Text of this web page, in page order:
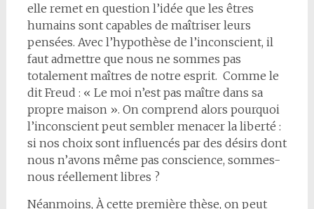
elle remet en question l’idée que les êtres
humains sont capables de maîtriser leurs
pensées. Avec l’hypothèse de l’inconscient, il
faut admettre que nous ne sommes pas
totalement maîtres de notre esprit. Comme le
dit Freud : « Le moi n’est pas maître dans sa
propre maison ». On comprend alors pourquoi
l’inconscient peut sembler menacer la liberté :
si nos choix sont influencés par des désirs dont
nous n’avons même pas conscience, sommes-
nous réellement libres ?
Néanmoins, À cette première thèse, on peut